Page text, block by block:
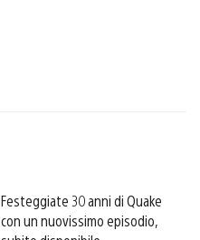
Festeggiate 30 anni di Quake
con un nuovissimo episodio,